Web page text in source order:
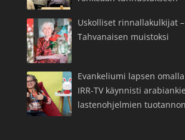
Uskolliset rinnallakulkijat
Tahvanaisen muistoksi
Evankeliumi lapsen
IRR-TV käynnisti
lastenohjelmien tuotannon